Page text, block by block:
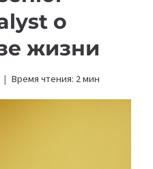
о
жизни
Время чтения: 2мин